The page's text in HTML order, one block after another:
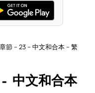
節 – 23 – 中文和合本 – 繁
中文和合本